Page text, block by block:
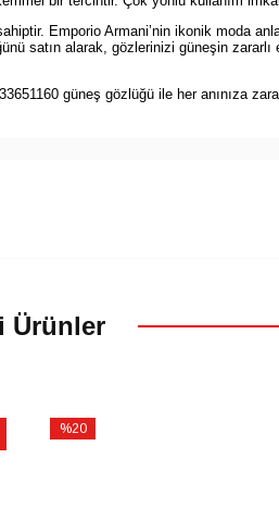
Emporio Armani’nin ikonik moda
satın alarak, gözlerinizi güneşin
güneş gözlüğü ile her anınıza
Ürünler
%20